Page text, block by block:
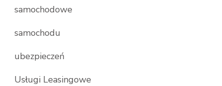
samochodowe
samochodu
ubezpieczeń
Usługi Leasingowe